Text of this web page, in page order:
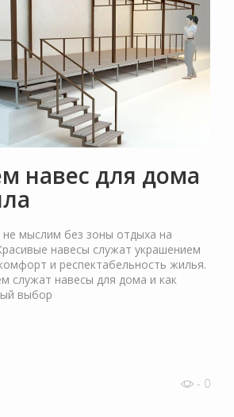
навес для дома
мыслим без зоны отдыха на
навесы служат украшением
и респектабельность жилья.
служат навесы для дома и как
выбор
- 0